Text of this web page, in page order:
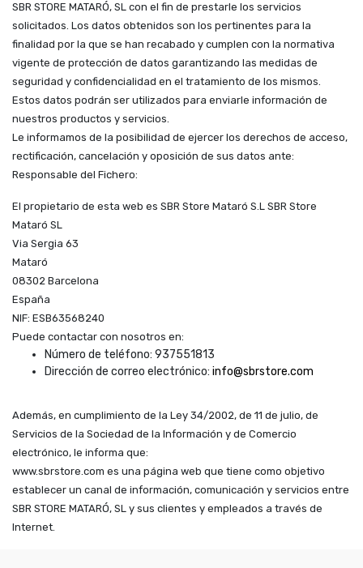
SBR STORE MATARÓ, SL con el fin de prestarle los servicios
solicitados. Los datos obtenidos son los pertinentes para la
finalidad por la que se han recabado y cumplen con la normativa
vigente de protección de datos garantizando las medidas de
seguridad y confidencialidad en el tratamiento de los mismos.
Estos datos podrán ser utilizados para enviarle información de
nuestros productos y servicios.
Le informamos de la posibilidad de ejercer los derechos de acceso,
rectificación, cancelación y oposición de sus datos ante:
Responsable del Fichero:
El propietario de esta web es SBR Store Mataró S.L SBR Store
Mataró SL
Via Sergia 63
Mataró
08302 Barcelona
España
NIF: ESB63568240
Puede contactar con nosotros en:
Número de teléfono: 937551813
Dirección de correo electrónico: info@sbrstore.com
Además, en cumplimiento de la Ley 34/2002, de 11 de julio, de
Servicios de la Sociedad de la Información y de Comercio
electrónico, le informa que:
www.sbrstore.com es una página web que tiene como objetivo
establecer un canal de información, comunicación y servicios entre
SBR STORE MATARÓ, SL y sus clientes y empleados a través de
Internet.